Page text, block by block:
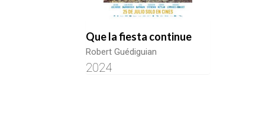
Que la fiesta continue
Robert Guédiguian
2024